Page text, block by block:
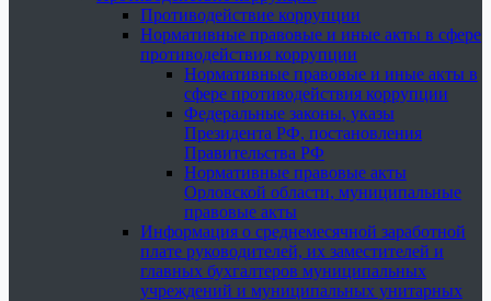
Противодействие коррупции
Нормативные правовые и иные акты в сфере
противодействия коррупции
Нормативные правовые и иные акты в
сфере противодействия коррупции
Федеральные законы, указы
Президента РФ, постановления
Правительства РФ
Нормативные правовые акты
Орловской области, муниципальные
правовые акты
Информация о среднемесячной заработной
плате руководителей, их заместителей и
главных бухгалтеров муниципальных
учреждений и муниципальных унитарных